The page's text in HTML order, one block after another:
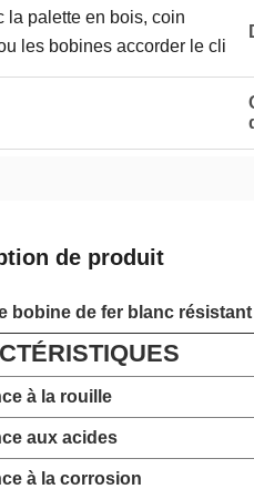
la palette en bois, coin
les bobines accorder le cli
de produit
bobine de fer blanc
à la rouille
aux acides
à la corrosion